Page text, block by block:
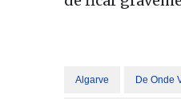
Algarve De Onde